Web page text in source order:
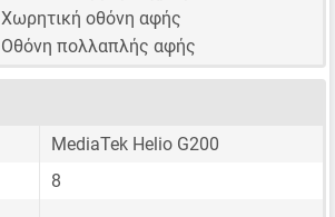
Χωρητική οθόνη αφής
Οθόνη πολλαπλής αφής
MediaTek Helio G200
8